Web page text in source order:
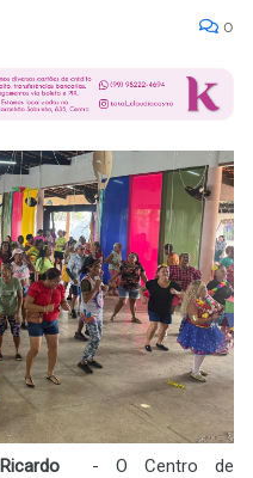
0
- OCentro de